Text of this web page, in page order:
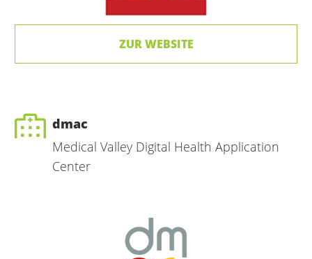
ZUR WEBSITE
dmac
Medical Valley Digital Health Application
Center